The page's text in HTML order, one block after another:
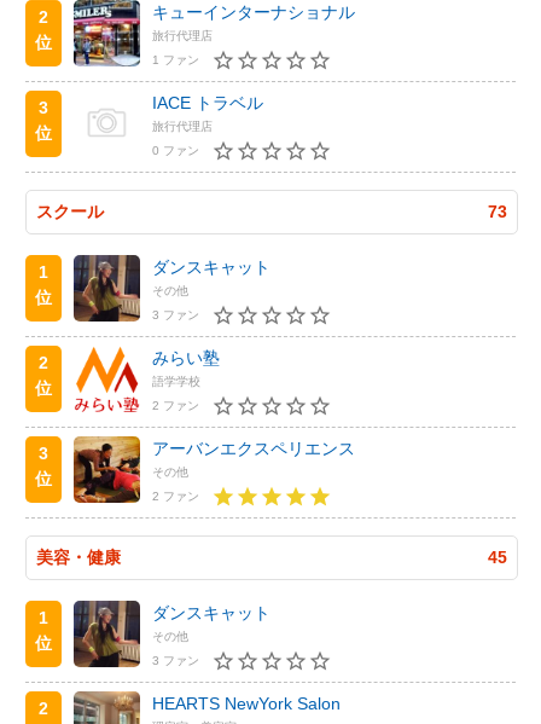
2
位
キューインターナショナル
旅行代理店
1 ファン
3
位
IACE トラベル
旅行代理店
0 ファン
スクール 73
1
位
ダンスキャット
その他
3 ファン
2
位
みらい塾
語学学校
2 ファン
3
位
アーバンエクスペリエンス
その他
2 ファン
美容・健康 45
1
位
ダンスキャット
その他
3 ファン
2
HEARTS NewYork Salon